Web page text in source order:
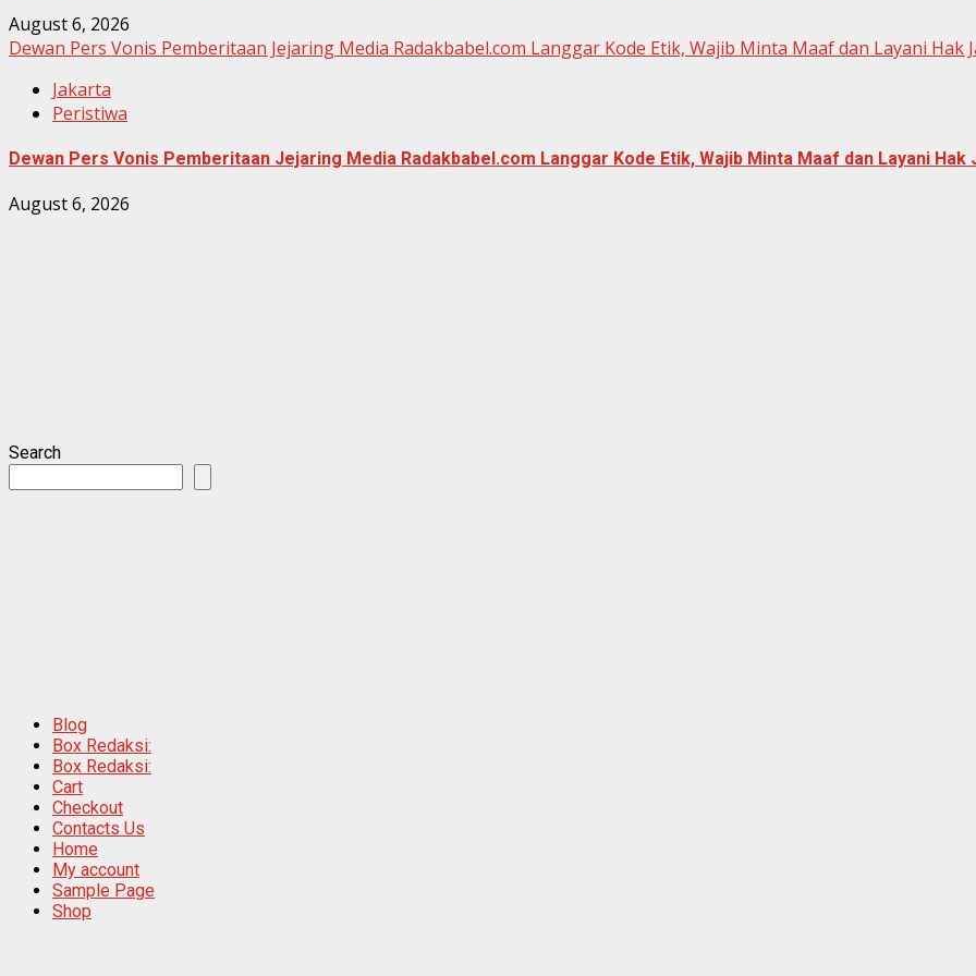
August 6, 2026
Dewan Pers Vonis Pemberitaan Jejaring Media Radakbabel.com Langgar Kode Etik, Wajib Minta Maaf dan Layani Hak
Jakarta
Peristiwa
Dewan Pers Vonis Pemberitaan Jejaring Media Radakbabel.com Langgar Kode Etik, Wajib Minta Maaf dan Layani Hak
August 6, 2026
Search
Blog
Box Redaksi:
Box Redaksi:
Cart
Checkout
Contacts Us
Home
My account
Sample Page
Shop